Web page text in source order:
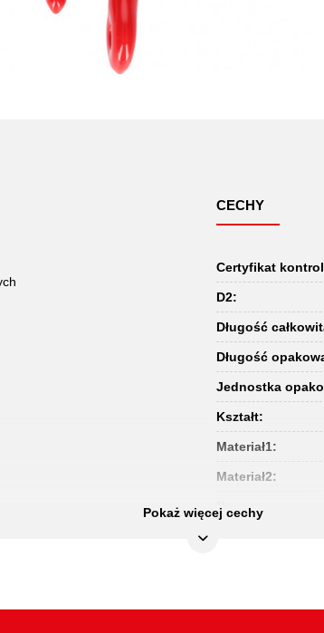
CECHY
Certyfikat
D2:
Długość
Długość
Jednostka
Kształt:
Materiał1:
Materiał2:
Norma:
Pokaż więcej cechy